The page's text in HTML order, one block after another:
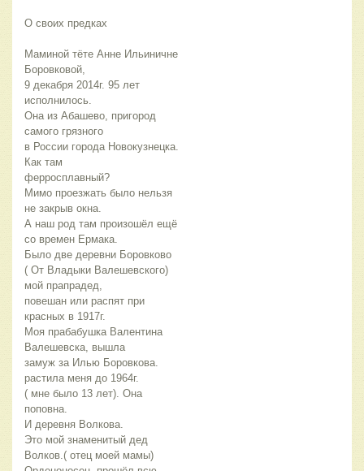
О своих предках
Маминой тёте Анне Ильиничне
Боровковой,
9 декабря 2014г. 95 лет
исполнилось.
Она из Абашево, пригород
самого грязного
в России города Новокузнецка.
Как там
ферросплавный?
Мимо проезжать было нельзя
не закрыв окна.
А наш род там произошёл ещё
со времен Ермака.
Было две деревни Боровково
( От Владыки Валешевского)
мой прапрадед,
повешан или распят при
красных в 1917г.
Моя прабабушка Валентина
Валешевска, вышла
замуж за Илью Боровкова.
растила меня до 1964г.
( мне было 13 лет). Она
поповна.
И деревня Волкова.
Это мой знаменитый дед
Волков.( отец моей мамы)